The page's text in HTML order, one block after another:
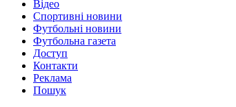
Відео
Спортивні новини
Футбольні новини
Футбольна газета
Доступ
Контакти
Реклама
Пошук